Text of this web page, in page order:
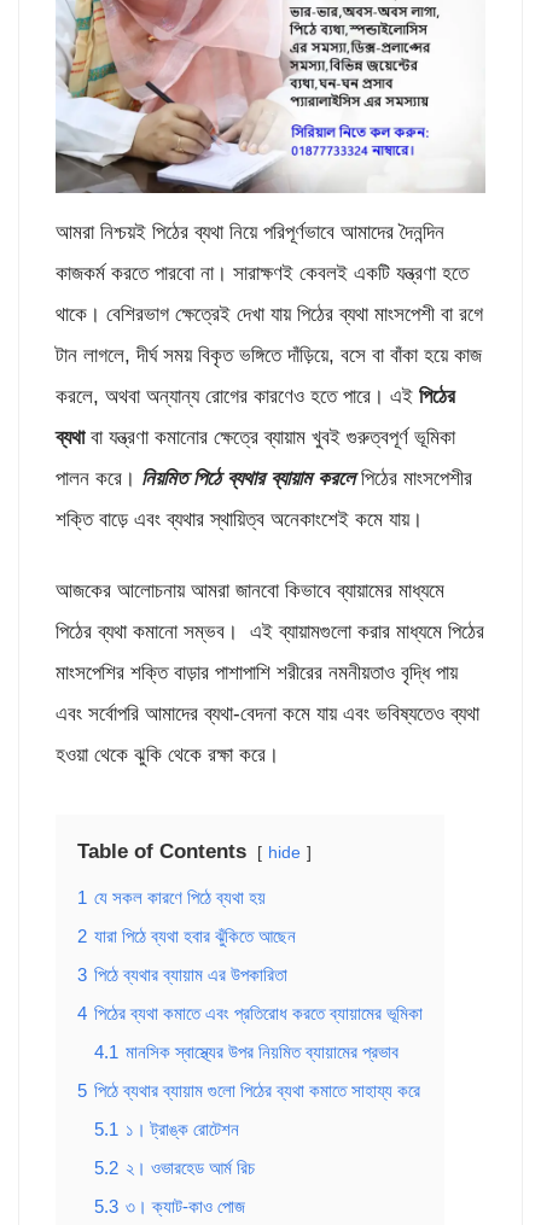
আমরা নিশ্চয়ই পিঠের ব্যথা নিয়ে পরিপূর্ণভাবে আমাদের দৈনন্দিন
কাজকর্ম করতে পারবো না। সারাক্ষণই কেবলই একটি যন্ত্রণা হতে
থাকে। বেশিরভাগ ক্ষেত্রেই দেখা যায় পিঠের ব্যথা মাংসপেশী বা রগে
টান লাগলে, দীর্ঘ সময় বিকৃত ভঙ্গিতে দাঁড়িয়ে, বসে বা বাঁকা হয়ে কাজ
করলে, অথবা অন্যান্য রোগের কারণেও হতে পারে। এই পিঠের
ব্যথাবা যন্ত্রণা কমানোর ক্ষেত্রে ব্যায়াম খুবই গুরুত্বপূর্ণ ভূমিকা
পালন করে। নিয়মিত পিঠে ব্যথার ব্যায়াম করলেপিঠের মাংসপেশীর
শক্তি বাড়ে এবং ব্যথার স্থায়িত্ব অনেকাংশেই কমে যায়।
আজকের আলোচনায় আমরা জানবো কিভাবে ব্যায়ামের মাধ্যমে
পিঠের ব্যথা কমানো সম্ভব। এই ব্যায়ামগুলো করার মাধ্যমে পিঠের
মাংসপেশির শক্তি বাড়ার পাশাপাশি শরীরের নমনীয়তাও বৃদ্ধি পায়
এবং সর্বোপরি আমাদের ব্যথা-বেদনা কমে যায় এবং ভবিষ্যতেও ব্যথা
হওয়া থেকে ঝুকি থেকে রক্ষা করে।
Table of Contents hide
1 যে সকল কারণে পিঠে ব্যথা হয়
2 যারা পিঠে ব্যথা হবার ঝুঁকিতে আছেন
3 পিঠে ব্যথার ব্যায়াম এর উপকারিতা
4 পিঠের ব্যথা কমাতে এবং প্রতিরোধ করতে ব্যায়ামের ভূমিকা
4.1 মানসিক স্বাস্থ্যের উপর নিয়মিত ব্যায়ামের প্রভাব
5 পিঠে ব্যথার ব্যায়াম গুলো পিঠের ব্যথা কমাতে সাহায্য করে
5.1 ১। ট্রাঙ্ক রোটেশন
5.2 ২। ওভারহেড আর্ম রিচ
5.3 ৩। ক্যাট-কাও পোজ